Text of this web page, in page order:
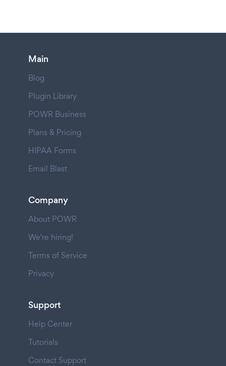
Main
Blog
Plugin Library
POWR Business
Plans & Pricing
HIPAA Forms
Email Blast
Company
About POWR
We're hiring!
Terms of Service
Privacy
Support
Help Center
Tutorials
Contact Support